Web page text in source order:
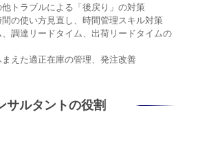
トラブルによる「後戻り」の対策
の使い方見直し、時間管理スキル対策
調達リードタイム、出荷リードタイムの
えた適正在庫の管理、発注改善
サルタントの役割